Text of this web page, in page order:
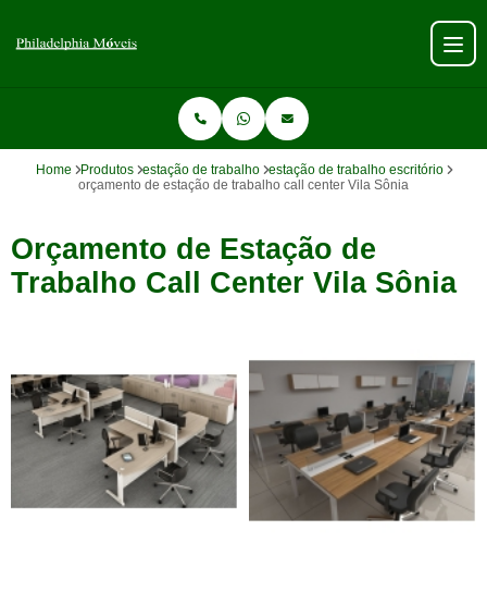
Home Produtos estação de trabalho estação de trabalho escritório
orçamento de estação de trabalho call center Vila Sônia
Orçamento de Estação de
Trabalho Call Center Vila Sônia